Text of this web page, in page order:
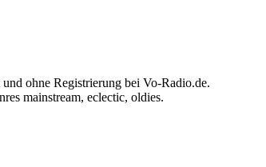
ohne Registrierung bei Vo-Radio.de.
mainstream, eclectic, oldies.